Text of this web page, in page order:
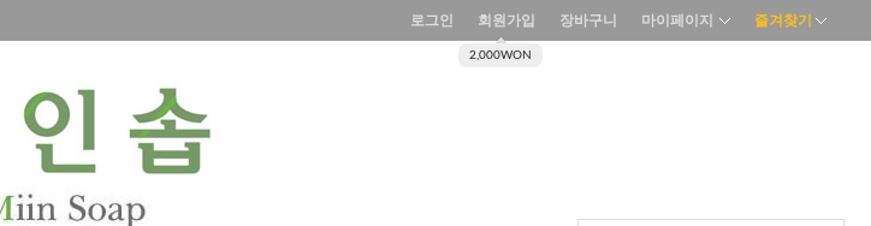
로그인 회원가입
2,000WON
장바구니 마이페이지 즐겨찾기